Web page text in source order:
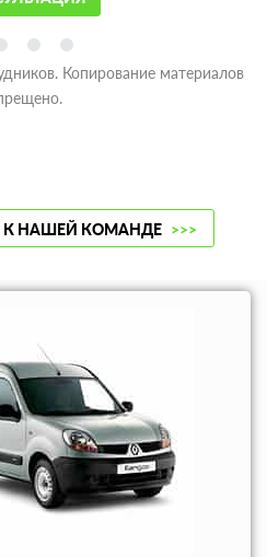
Копирование материалов
К НАШЕЙ КОМАНДЕ >>>